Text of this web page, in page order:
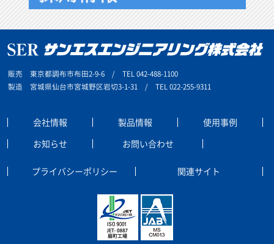
販売 東京都調布市布田2-9-6 / TEL 042-488-1100
製造 宮城県仙台市宮城野区岩切3-1-31 / TEL 022-255-9311
会社情報 製品情報
使用事例
お知らせ
お問い合わせ
プライバシーポリシー 関連サイト